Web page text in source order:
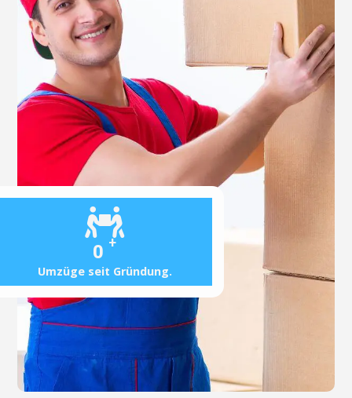
0 +
Umzüge seit Gründung.